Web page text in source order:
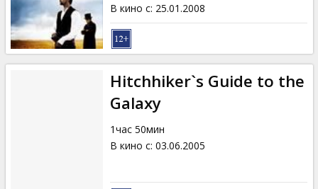
В кино с: 25.01.2008
Hitchhiker`s Guide to the
Galaxy
1час 50мин
В кино с: 03.06.2005